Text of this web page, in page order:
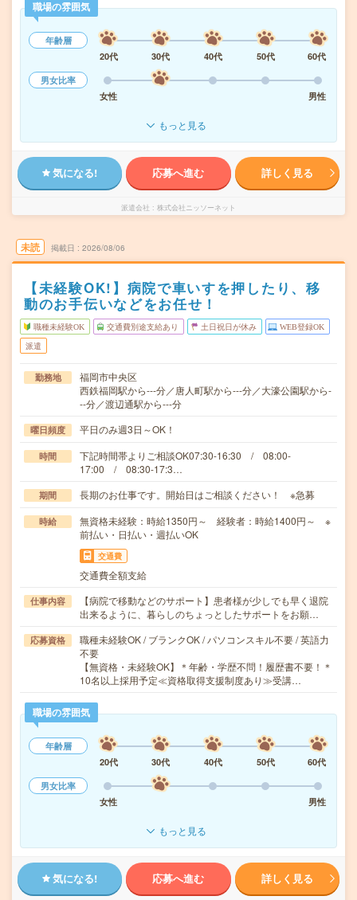
職場の雰囲気
年齢層
20代
30代 40代 50代
60代
男女比率
女性
男性
もっと見る
気になる! 応募へ進む 詳しく見る
派遣会社 株式会社ニッソーネット
未読 掲載日 2026/08/06
【未経験OK!】病院で車いすを押したり、移
動のお手伝いなどをお任せ！
職種未経験OK 交通費別途支給あり 土日祝日が休み WEB登録OK
派遣
勤務地
福岡市中央区
西鉄福岡駅から---分／唐人町駅から---分／大濠公園駅から-
--分／渡辺通駅から---分
曜日頻度 平日のみ週3日～OK！
時間
下記時間帯よりご相談OK07:30-16:30 / 08:00-
17:00 / 08:30-17:3…
期間 長期のお仕事です。開始日はご相談ください！ ※急募
時給
無資格未経験：時給1350円～ 経験者：時給1400円～ ※
前払い・日払い・週払いOK
交通費
交通費全額支給
仕事内容
【病院で移動などのサポート】患者様が少しでも早く退院
出来るように、暮らしのちょっとしたサポートをお願…
応募資格
職種未経験OK / ブランクOK / パソコンスキル不要 / 英語力
不要
【無資格・未経験OK】＊年齢・学歴不問！履歴書不要！＊
10名以上採用予定≪資格取得支援制度あり≫受講…
職場の雰囲気
年齢層
20代
30代 40代 50代
60代
男女比率
女性
男性
もっと見る
気になる! 応募へ進む 詳しく見る